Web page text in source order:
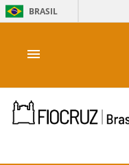
BRASIL
menu